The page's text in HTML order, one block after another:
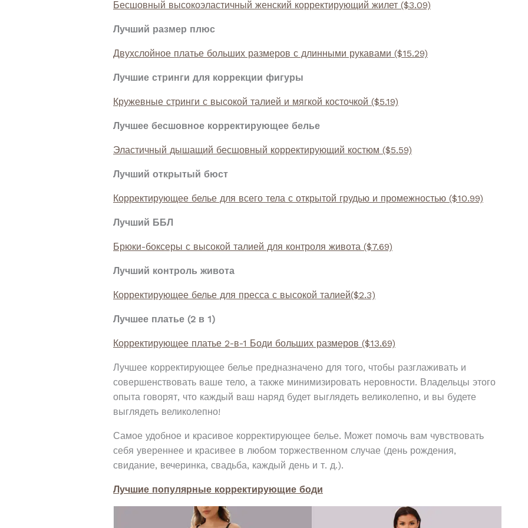
Бесшовный высокоэластичный женский корректирующий жилет ($3.09)
Лучший размер плюс
Двухслойное платье больших размеров с длинными рукавами ($15.29)
Лучшие стринги для коррекции фигуры
Кружевные стринги с высокой талией и мягкой косточкой ($5.19)
Лучшее бесшовное корректирующее белье
Эластичный дышащий бесшовный корректирующий костюм ($5.59)
Лучший открытый бюст
Корректирующее белье для всего тела с открытой грудью и промежностью ($10.99)
Лучший ББЛ
Брюки-боксеры с высокой талией для контроля живота ($7.69)
Лучший контроль живота
Корректирующее белье для пресса с высокой талией($2.3)
Лучшее платье (2 в 1)
Корректирующее платье 2-в-1 Боди больших размеров ($13.69)
Лучшее корректирующее белье предназначено для того, чтобы разглаживать и
совершенствовать ваше тело, а также минимизировать неровности. Владельцы этого
опыта говорят, что каждый ваш наряд будет выглядеть великолепно, и вы будете
выглядеть великолепно!
Самое удобное и красивое корректирующее белье. Может помочь вам чувствовать
себя увереннее и красивее в любом торжественном случае (день рождения,
свидание, вечеринка, свадьба, каждый день и т. д.).
Лучшие популярные корректирующие боди